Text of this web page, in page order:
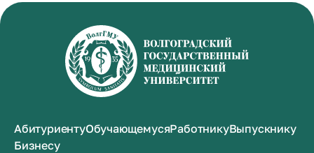
АбитуриентуОбучающемусяРаботникуВыпускнику
Бизнесу